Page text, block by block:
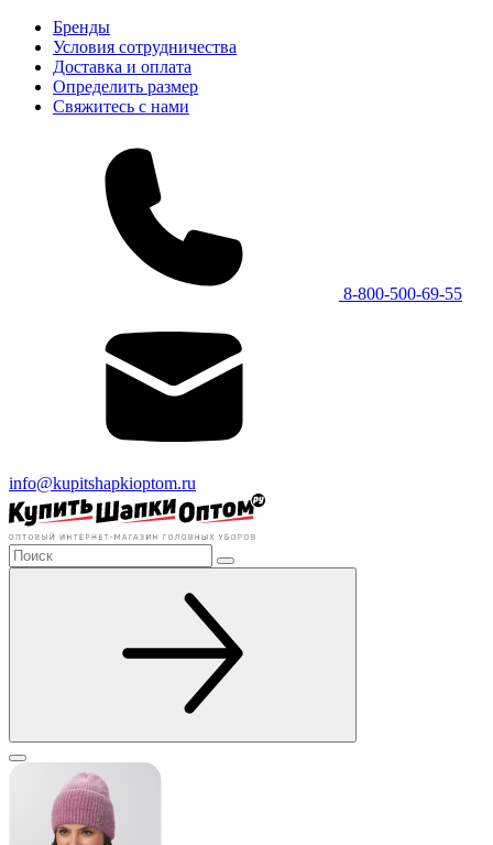
Бренды
Условия сотрудничества
Доставка и оплата
Определить размер
Свяжитесь с нами
8-800-500-69-55
info@kupitshapkioptom.ru